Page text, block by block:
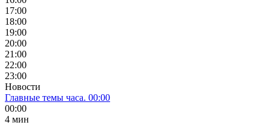
17:00
18:00
19:00
20:00
21:00
22:00
23:00
Новости
Главные темы часа. 00:00
00:00
4 мин